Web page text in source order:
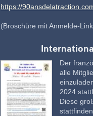
https://
(Broschüre mit Anmelde-
Der
alle
2024
Diese